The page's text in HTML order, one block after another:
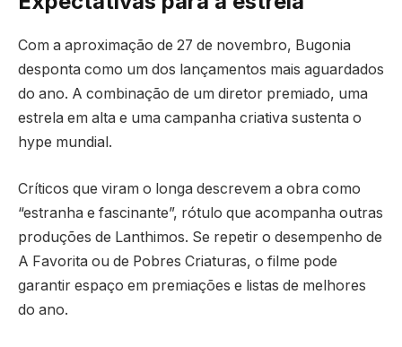
Com a aproximação de 27 de novembro, Bugonia
desponta como um dos lançamentos mais aguardados
do ano. A combinação de um diretor premiado, uma
estrela em alta e uma campanha criativa sustenta o
hype mundial.
Críticos que viram o longa descrevem a obra como
“estranha e fascinante”, rótulo que acompanha outras
produções de Lanthimos. Se repetir o desempenho de
A Favorita ou de Pobres Criaturas, o filme pode
garantir espaço em premiações e listas de melhores
do ano.